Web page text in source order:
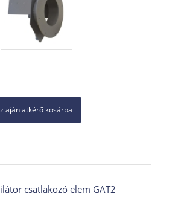
ajánlatkérő kosárba
csatlakozó elem GAT2